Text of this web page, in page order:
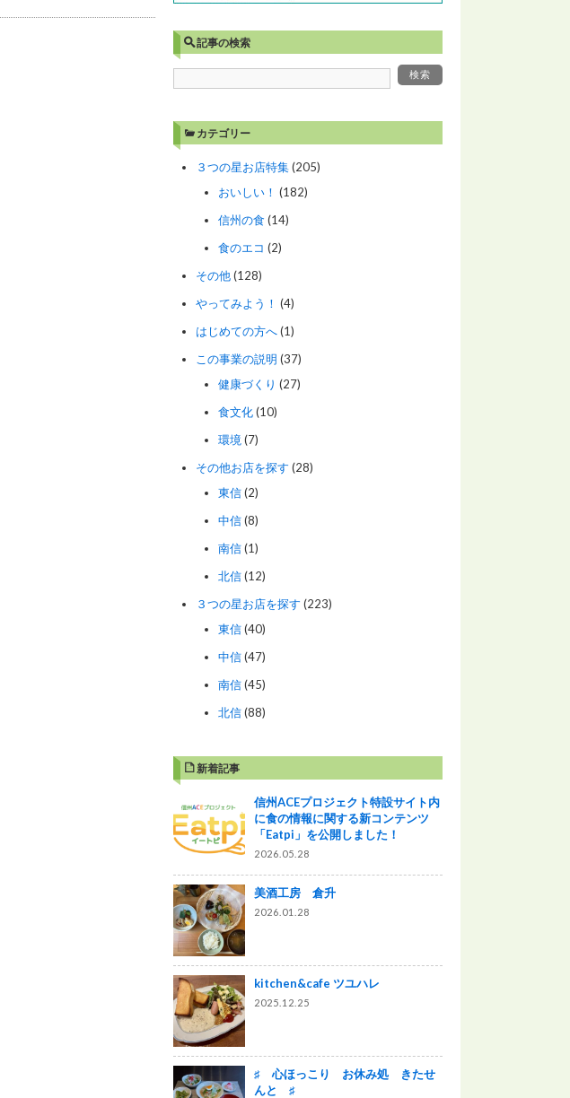
記事の検索
カテゴリー
３つの星お店特集(205)
おいしい！ (182)
信州の食(14)
食のエコ (2)
その他(128)
やってみよう！ (4)
はじめての方へ(1)
この事業の説明 (37)
健康づくり (27)
食文化(10)
環境 (7)
その他お店を探す (28)
東信(2)
中信(8)
南信(1)
北信(12)
３つの星お店を探す (223)
東信(40)
中信(47)
南信(45)
北信(88)
新着記事
信州ACEプロジェクト特設サイト内
に食の情報に関する新コンテンツ
「Eatpi」を公開しました！
2026.05.28
美酒工房 倉升
2026.01.28
kitchen&cafe ツユハレ
2025.12.25
♯ 心ほっこり お休み処 きたせ
んと ♯